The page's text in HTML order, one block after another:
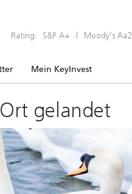
Rating: S&P A+ | Moody’s Aa2
Mein KeyInvest
gelandet